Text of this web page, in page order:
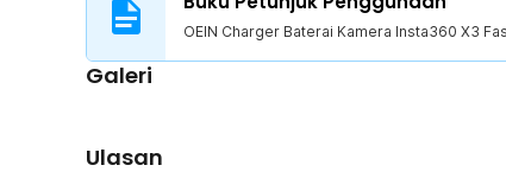
Kelengkapan Produk
Rincian yang Anda dapatkan untuk pembelian produk
1 x Panduan Penggunaan
OEIN Charger Baterai Kamera Insta360 X3
Galeri
Ulasan